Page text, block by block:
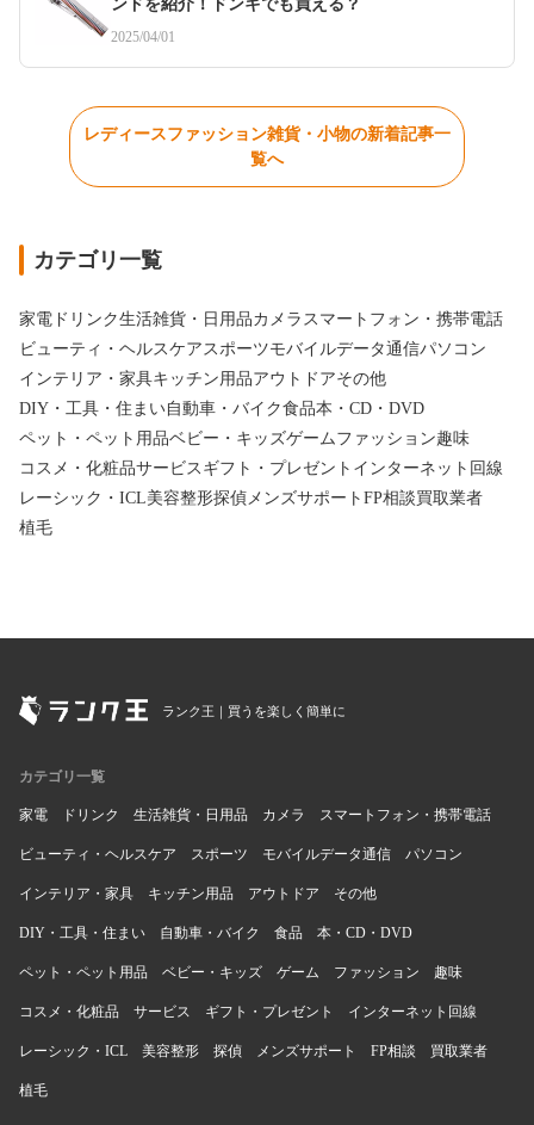
ンドを紹介！ドンキでも買える？
2025/04/01
レディースファッション雑貨・小物の新着記事一
覧へ
カテゴリ一覧
家電 ドリンク生活雑貨・日用品カメラ スマートフォン・携帯電話
ビューティ・ヘルスケアスポーツモバイルデータ通信パソコン
インテリア・家具キッチン用品アウトドアその他
DIY・工具・住まい自動車・バイク食品本・CD・DVD
ペット・ペット用品ベビー・キッズゲームファッション趣味
コスメ・化粧品サービス ギフト・プレゼント インターネット回線
レーシック・ICL美容整形探偵メンズサポート FP相談買取業者
植毛
ランク王｜買うを楽しく簡単に
カテゴリ一覧
家電 ドリンク 生活雑貨・日用品 カメラ スマートフォン・携帯電話
ビューティ・ヘルスケア スポーツ モバイルデータ通信 パソコン
インテリア・家具 キッチン用品 アウトドア その他
DIY・工具・住まい 自動車・バイク 食品 本・CD・DVD
ペット・ペット用品 ベビー・キッズ ゲーム ファッション 趣味
コスメ・化粧品 サービス ギフト・プレゼント インターネット回線
レーシック・ICL 美容整形 探偵 メンズサポート FP相談 買取業者
植毛